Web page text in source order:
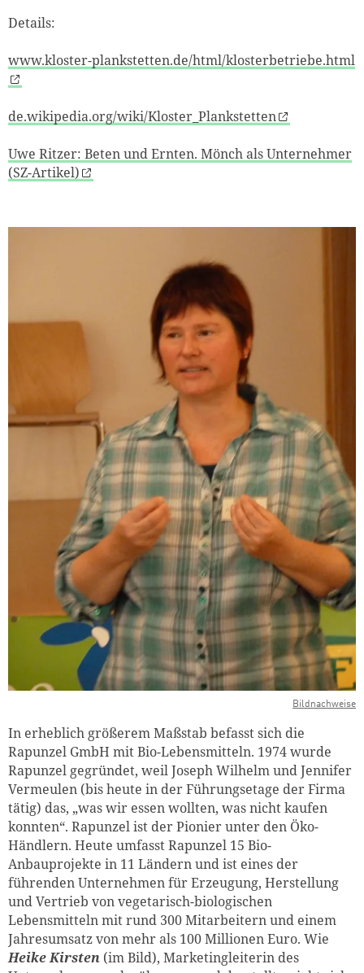
Details:
www.kloster-plankstetten.de/html/klosterbetriebe.html
de.wikipedia.org/wiki/Kloster_Plankstetten
Uwe Ritzer: Beten und Ernten. Mönch als Unternehmer
(SZ-Artikel)
Bildnachweise
In erheblich größerem Maßstab befasst sich die
Rapunzel GmbH mit Bio-Lebensmitteln. 1974 wurde
Rapunzel gegründet, weil Joseph Wilhelm und Jennifer
Vermeulen (bis heute in der Führungsetage der Firma
tätig) das, „was wir essen wollten, was nicht kaufen
konnten“. Rapunzel ist der Pionier unter den Öko-
Händlern. Heute umfasst Rapunzel 15 Bio-
Anbauprojekte in 11 Ländern und ist eines der
führenden Unternehmen für Erzeugung, Herstellung
und Vertrieb von vegetarisch-biologischen
Lebensmitteln mit rund 300 Mitarbeitern und einem
Jahresumsatz von mehr als 100 Millionen Euro. Wie
Heike Kirsten (im Bild), Marketingleiterin des